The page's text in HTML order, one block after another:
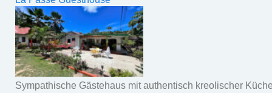
Sympathische Gästehaus mit authentisch kreolischer